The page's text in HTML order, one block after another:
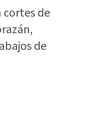
cortes de
de